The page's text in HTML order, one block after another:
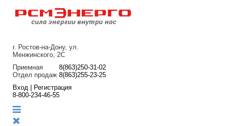
г. Ростов-на-Дону, ул.
Менжинского, 2С
Приемная
8(863)250-31-02
Отдел продаж 8(863)255-23-25
Вход | Регистрация
8-800-234-46-55